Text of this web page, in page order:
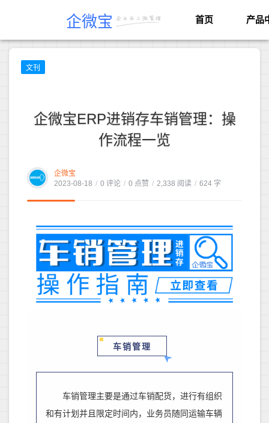
企微宝 首页 产品
文刊
企微宝ERP进销存车销管理：操
作流程一览
企微宝
2023-08-18 / 0 评论 / 0 点赞 / 2,338 阅读 / 624 字
车销管理
车销管理主要是通过车销配货，进行有组织
和有计划并且限定时间内，业务员随同运输车辆